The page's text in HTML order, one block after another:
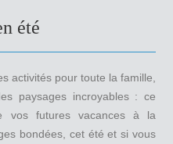
été
activités pour toute la famille,
paysages incroyables : ce
vos futures vacances à la
bondées, cet été et si vous